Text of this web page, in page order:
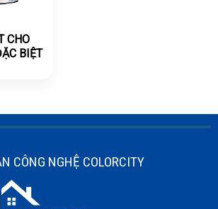
CHO
BIỆT
CÔNG NGHỆ COLORCITY